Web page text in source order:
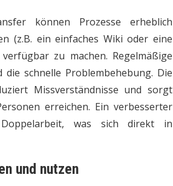
können Prozesse erheblich
(z.B. ein einfaches Wiki oder eine
zu machen. Regelmäßige
schnelle Problembehebung. Die
Missverständnisse und sorgt
erreichen. Ein verbesserter
was sich direkt in
und nutzen